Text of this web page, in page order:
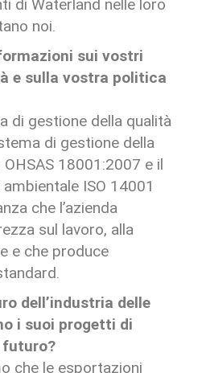
di Waterland nelle loro
noi.
sui vostri
e sulla vostra politica
di gestione della qualità
di gestione della
18001:2007 e il
ISO 14001
che l’azienda
sul lavoro, alla
e che produce
dell’industria delle
i suoi progetti di
futuro?
che le esportazioni